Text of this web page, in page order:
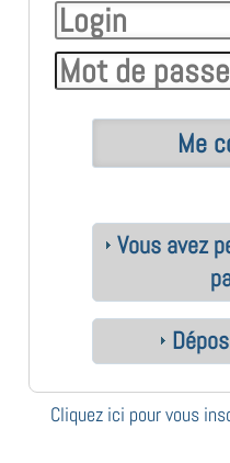
Vous avez
Cliquez ici pour vous